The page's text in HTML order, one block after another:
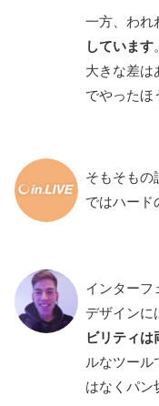
一方、われ
しています
大きな差は
でやったほ
そもそもの
ではハード
インターフ
デザインに
ビリティ
ルなツール
はなくパン